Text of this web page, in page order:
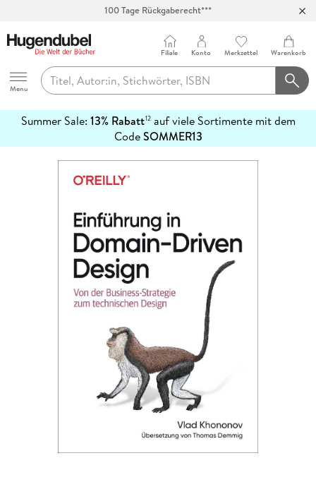
100 Tage Rückgaberecht***
Hugendubel
Menu
Filiale Konto Merkzettel Warenkorb
Summer Sale: 13% Rabatt12auf viele Sortimente mit dem
CodeSOMMER13
erfahren